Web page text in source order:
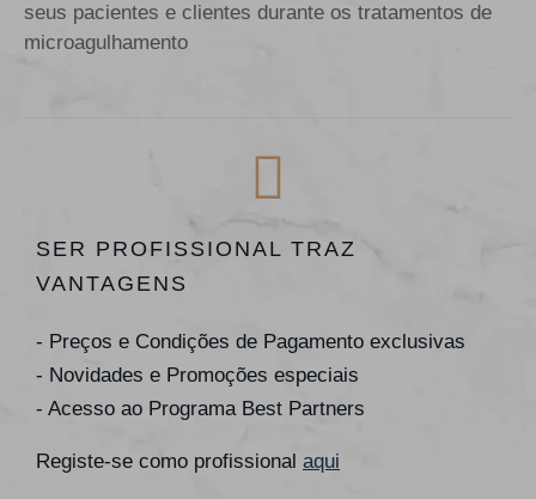
seus pacientes e clientes durante os tratamentos de
microagulhamento
SER PROFISSIONAL TRAZ
VANTAGENS
- Preços e Condições de Pagamento exclusivas
- Novidades e Promoções especiais
- Acesso ao Programa Best Partners
Registe-se como profissional aqui